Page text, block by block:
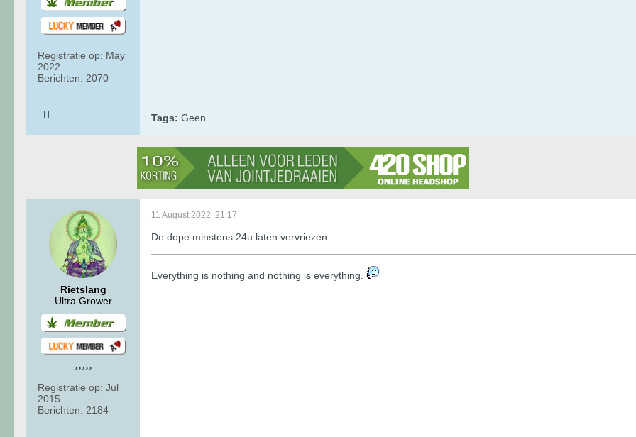
Registratie op: May
2022
Berichten: 2070
Tags: Geen
Rietslang
Ultra Grower
Registratie op: Jul
2015
Berichten: 2184
11 August 2022, 21:17
De dope minstens 24u laten vervriezen
​​​​​​Everything is nothing and nothing is everything.